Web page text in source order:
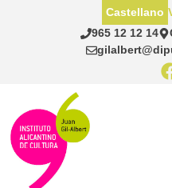
965 12 12 14
Castellano